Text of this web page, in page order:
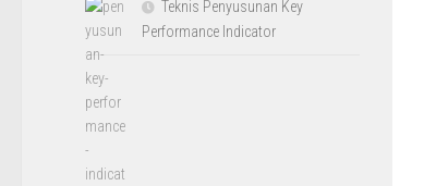
Teknis Penyusunan Key
Performance Indicator